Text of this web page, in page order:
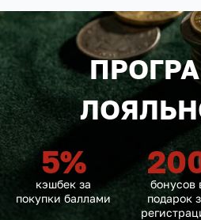
5%
кэшбек за
покупки баллами
бонусов
подарок